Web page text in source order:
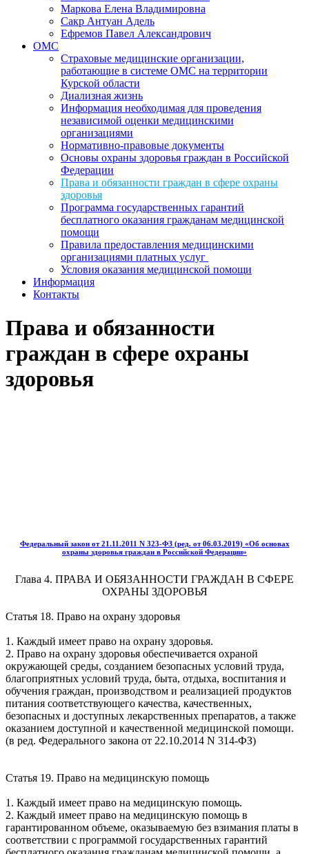
Маркова Елена Владимировна
Сакр Антуан Адель
Ефремов Павел Александрович
ОМС
Страховые медицинские организации,
работающие в системе ОМС на территории
Курской области
Диализная жизнь
Информация необходимая для проведения
независимой оценки медицинскими
организациями
Нормативно-правовые документы
Основы охраны здоровья граждан в Российской
Федерации
Права и обязанности граждан в сфере охраны
здоровья
Программа государственных гарантий
бесплатного оказания гражданам медицинской
помощи
Правила предоставления медицинскими
организациями платных услуг
Условия оказания медицинской помощи
Информация
Контакты
Права и обязанности
граждан в сфере охраны
здоровья
Федеральный закон от 21.11.2011 N 323-ФЗ (ред. от 06.03.2019) «Об основах
охраны здоровья граждан в Российской Федерации»
Глава 4. ПРАВА И ОБЯЗАННОСТИ ГРАЖДАН В СФЕРЕ
ОХРАНЫ ЗДОРОВЬЯ
Статья 18. Право на охрану здоровья
1. Каждый имеет право на охрану здоровья.
2. Право на охрану здоровья обеспечивается охраной
окружающей среды, созданием безопасных условий труда,
благоприятных условий труда, быта, отдыха, воспитания и
обучения граждан, производством и реализацией продуктов
питания соответствующего качества, качественных,
безопасных и доступных лекарственных препаратов, а также
оказанием доступной и качественной медицинской помощи.
(в ред. Федерального закона от 22.10.2014 N 314-ФЗ)
Статья 19. Право на медицинскую помощь
1. Каждый имеет право на медицинскую помощь.
2. Каждый имеет право на медицинскую помощь в
гарантированном объеме, оказываемую без взимания платы в
соответствии с программой государственных гарантий